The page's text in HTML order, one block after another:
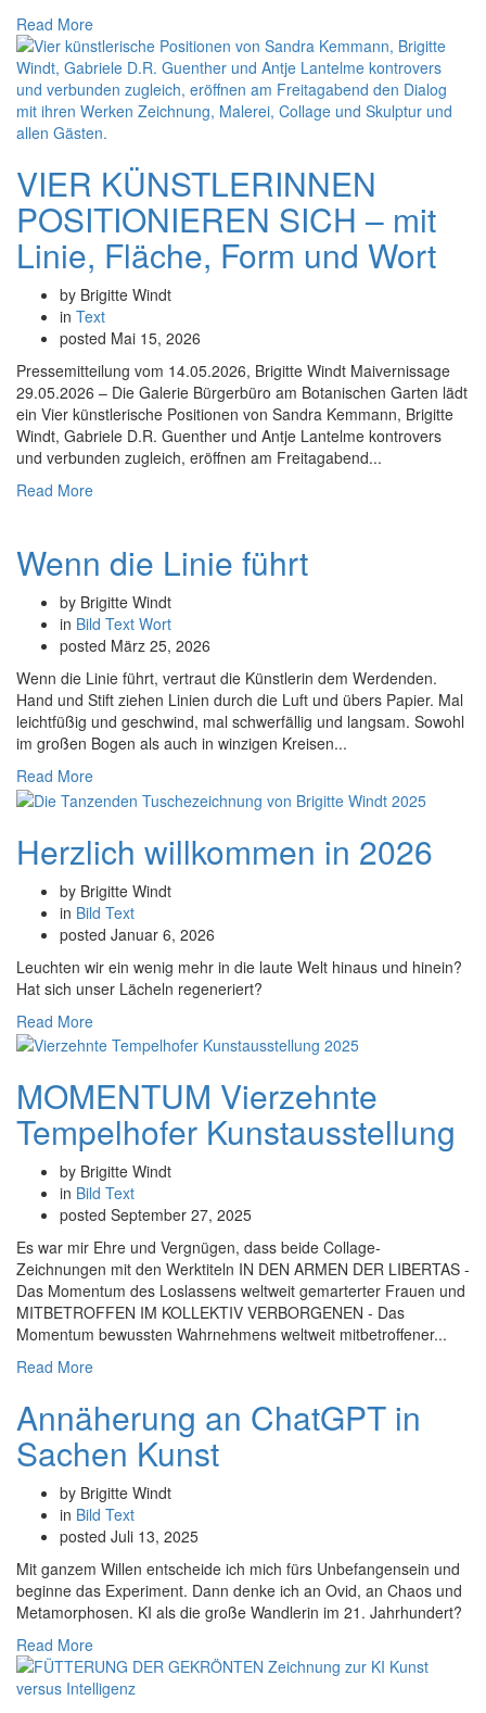
Read More
VIER KÜNSTLERINNEN
POSITIONIEREN SICH – mit
Linie, Fläche, Form und Wort
by Brigitte Windt
in Text
posted Mai 15, 2026
Pressemitteilung vom 14.05.2026, Brigitte Windt Maivernissage
29.05.2026 – Die Galerie Bürgerbüro am Botanischen Garten lädt
ein Vier künstlerische Positionen von Sandra Kemmann, Brigitte
Windt, Gabriele D.R. Guenther und Antje Lantelme kontrovers
und verbunden zugleich, eröffnen am Freitagabend...
Read More
Wenn die Linie führt
by Brigitte Windt
in Bild Text Wort
posted März 25, 2026
Wenn die Linie führt, vertraut die Künstlerin dem Werdenden.
Hand und Stift ziehen Linien durch die Luft und übers Papier. Mal
leichtfüßig und geschwind, mal schwerfällig und langsam. Sowohl
im großen Bogen als auch in winzigen Kreisen...
Read More
Herzlich willkommen in 2026
by Brigitte Windt
in Bild Text
posted Januar 6, 2026
Leuchten wir ein wenig mehr in die laute Welt hinaus und hinein?
Hat sich unser Lächeln regeneriert?
Read More
MOMENTUM Vierzehnte
Tempelhofer Kunstausstellung
by Brigitte Windt
in Bild Text
posted September 27, 2025
Es war mir Ehre und Vergnügen, dass beide Collage-
Zeichnungen mit den Werktiteln IN DEN ARMEN DER LIBERTAS -
Das Momentum des Loslassens weltweit gemarterter Frauen und
MITBETROFFEN IM KOLLEKTIV VERBORGENEN - Das
Momentum bewussten Wahrnehmens weltweit mitbetroffener...
Read More
Annäherung an ChatGPT in
Sachen Kunst
by Brigitte Windt
in Bild Text
posted Juli 13, 2025
Mit ganzem Willen entscheide ich mich fürs Unbefangensein und
beginne das Experiment. Dann denke ich an Ovid, an Chaos und
Metamorphosen. KI als die große Wandlerin im 21. Jahrhundert?
Read More